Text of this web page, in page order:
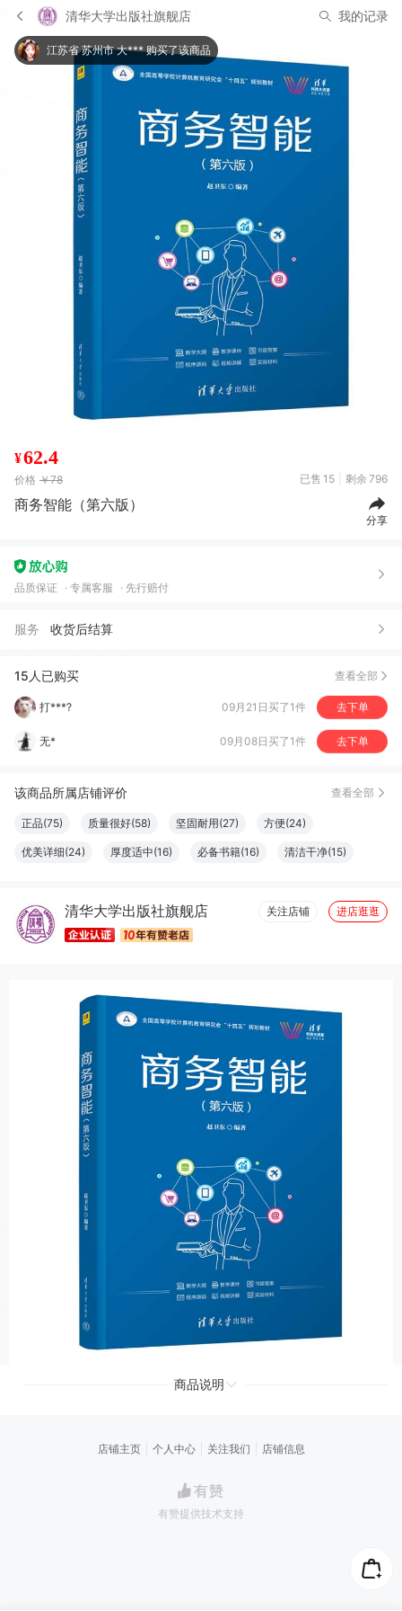
清华大学出版社旗舰店 我的记录
江苏省 苏州市 大*** 购买了该商品
¥62.4
价格 ￥78 已售 15 剩余 796
商务智能（第六版）
分享
品质保证 专属客服 先行赔付
服务 收货后结算
15人已购买 查看全部
打***? 09月21日买了1件 去下单
无* 09月08日买了1件 去下单
j***y 09月04日买了1件 去下单
g***n
08月30日买了1件 去下单
该商品所属店铺评价 查看全部
正品(75) 质量很好(58) 坚固耐用(27) 方便(24)
优美详细(24) 厚度适中(16) 必备书籍(16) 清洁干净(15)
图文清晰(8) 纸张精良(8) 触感良好(7) 设计一流(7)
清华大学出版社旗舰店 关注店铺 进店逛逛
商品说明
店铺主页 个人中心 关注我们 店铺信息
有赞提供技术支持